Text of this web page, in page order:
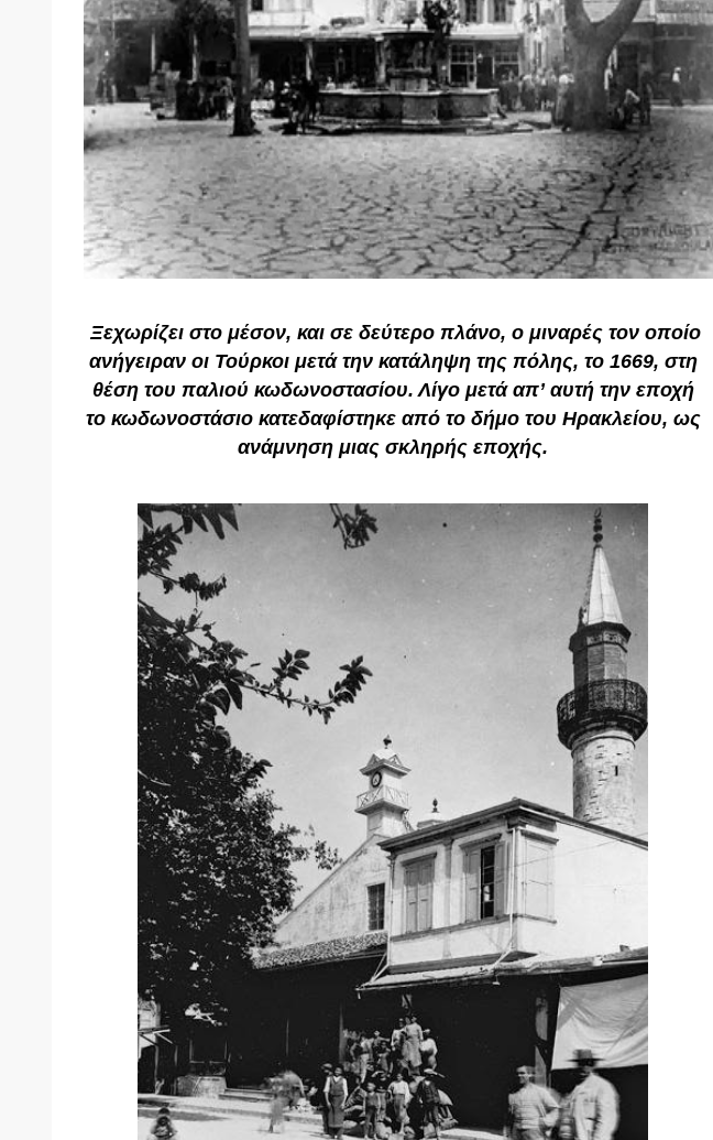
Ξεχωρίζει στο μέσον, και σε δεύτερο πλάνο, ο μιναρές τον οποίο
ανήγειραν οι Τούρκοι μετά την κατάληψη της πόλης, το 1669, στη
θέση του παλιού κωδωνοστασίου. Λίγο μετά απʼ αυτή την εποχή
το κωδωνοστάσιο κατεδαφίστηκε από το δήμο του Ηρακλείου, ως
ανάμνηση μιας σκληρής εποχής.